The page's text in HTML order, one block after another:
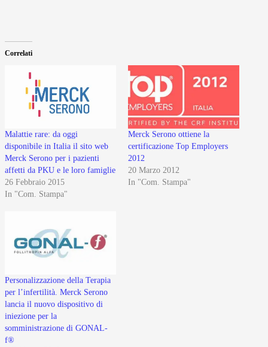
Correlati
Malattie rare: da oggi
disponibile in Italia il sito web
Merck Serono per i pazienti
affetti da PKU e le loro famiglie
26 Febbraio 2015
In "Com. Stampa"
Merck Serono ottiene la
certificazione Top Employers
2012
20 Marzo 2012
In "Com. Stampa"
Personalizzazione della Terapia
per l’infertilità. Merck Serono
lancia il nuovo dispositivo di
iniezione per la
somministrazione di GONAL-
f®